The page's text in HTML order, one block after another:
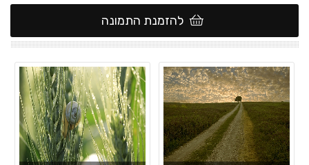
להזמנת התמונה